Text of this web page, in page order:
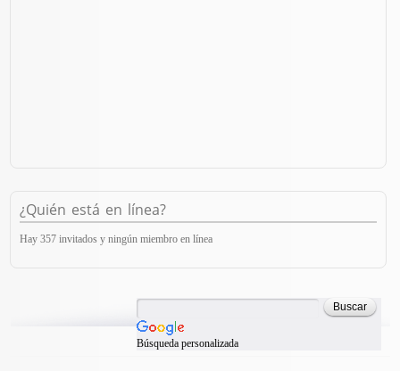
¿Quién está en línea?
Hay 357 invitados y ningún miembro en línea
Búsqueda personalizada